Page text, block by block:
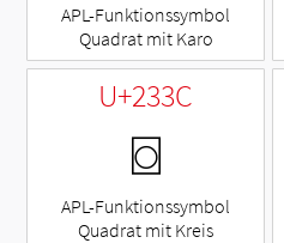
APL-Funktionssymbol
Quadrat mit Karo
U+233C
⌼
APL-Funktionssymbol
Quadrat mit Kreis